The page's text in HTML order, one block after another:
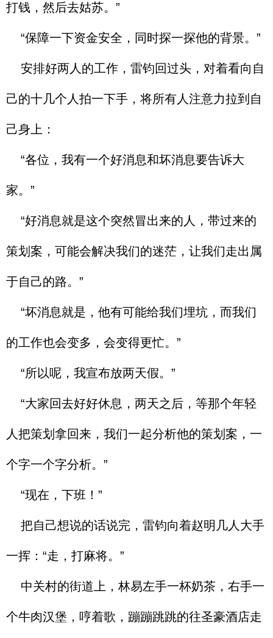
打钱，然后去姑苏。”
“保障一下资金安全，同时探一探他的背景。”
安排好两人的工作，雷钧回过头，对着看向自
己的十几个人拍一下手，将所有人注意力拉到自
己身上：
“各位，我有一个好消息和坏消息要告诉大
家。”
“好消息就是这个突然冒出来的人，带过来的
策划案，可能会解决我们的迷茫，让我们走出属
于自己的路。”
“坏消息就是，他有可能给我们埋坑，而我们
的工作也会变多，会变得更忙。”
“所以呢，我宣布放两天假。”
“大家回去好好休息，两天之后，等那个年轻
人把策划拿回来，我们一起分析他的策划案，一
个字一个字分析。”
“现在，下班！”
把自己想说的话说完，雷钧向着赵明几人大手
一挥：“走，打麻将。”
中关村的街道上，林易左手一杯奶茶，右手一
个牛肉汉堡，哼着歌，蹦蹦跳跳的往圣豪酒店走